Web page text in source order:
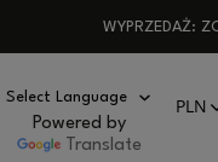
WYPRZEDAŻ:
Powered by
Translate